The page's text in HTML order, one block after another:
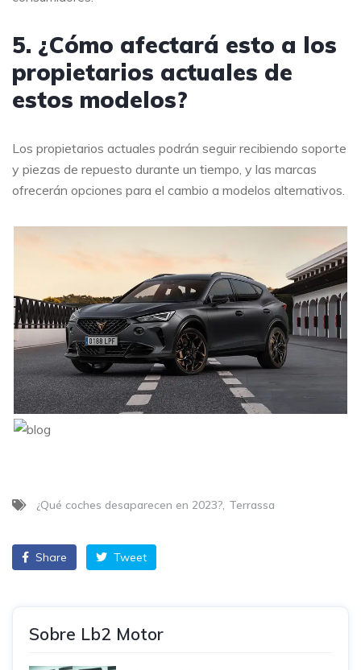
5. ¿Cómo afectará esto a los
propietarios actuales de
estos modelos?
Los propietarios actuales podrán seguir recibiendo soporte
y piezas de repuesto durante un tiempo, y las marcas
ofrecerán opciones para el cambio a modelos alternativos.
¿Qué coches desaparecen en 2023? Terrassa
Share Tweet
Sobre Lb2 Motor